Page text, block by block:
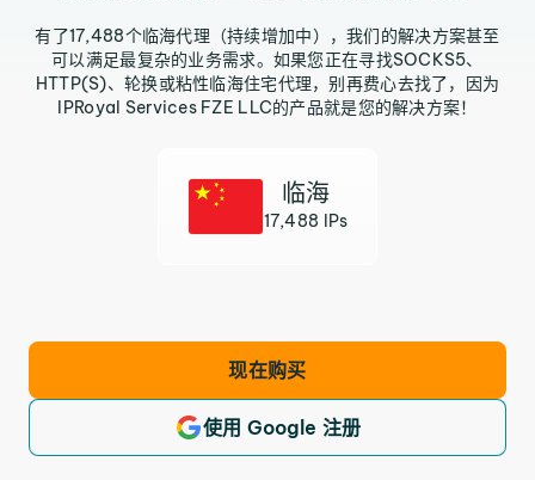
有了17,488个临海代理（持续增加中），我们的解决方案甚至
可以满足最复杂的业务需求。如果您正在寻找SOCKS5、
HTTP(S)、轮换或粘性临海住宅代理，别再费心去找了，因为
IPRoyal Services FZE LLC的产品就是您的解决方案！
临海
17,488 IPs
现在购买
使用 Google 注册